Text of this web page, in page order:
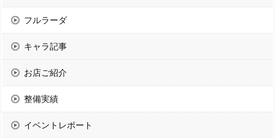
フルラーダ
キャラ記事
お店ご紹介
整備実績
イベントレポート